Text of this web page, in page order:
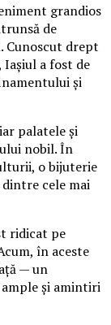
grandios
de
Cunoscut drept
Iașiul a fost de
și
palatele și
nobil. În
o bijuterie
cele mai
ridicat pe
în aceste
— un
și amintiri